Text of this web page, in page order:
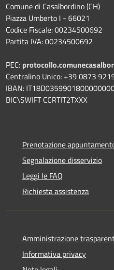
Comune di Casalbordino (CH)
Piazza Umberto I - 66021
Codice Fiscale: 00234500692
Partita IVA: 00234500692
PEC:
Centralino Unico: +39 0873
IBAN:
BIC\SWIFT CCRTIT2TXXX
Prenotazione
Segnalazione disservizio
Leggi le FAQ
Richiesta assistenza
Amministrazione
Informativa privacy